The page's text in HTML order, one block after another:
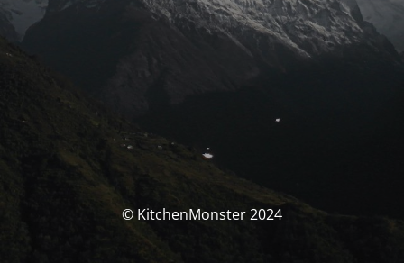
© KitchenMonster 2024